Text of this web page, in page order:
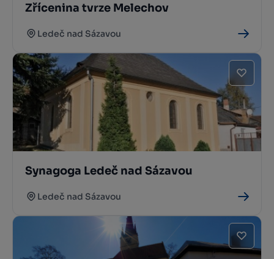
Zřícenina tvrze Melechov
Ledeč nad Sázavou
Synagoga Ledeč nad Sázavou
Ledeč nad Sázavou